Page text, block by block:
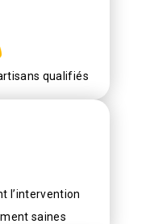
qualifiés
l’intervention
saines